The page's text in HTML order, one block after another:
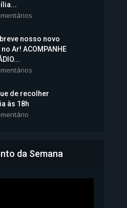
Sheila Lemos
nesta...
de exibição
emissão da
nosso novo
Ar! ACOMPANHE
de recolher
às 18h
da Semana